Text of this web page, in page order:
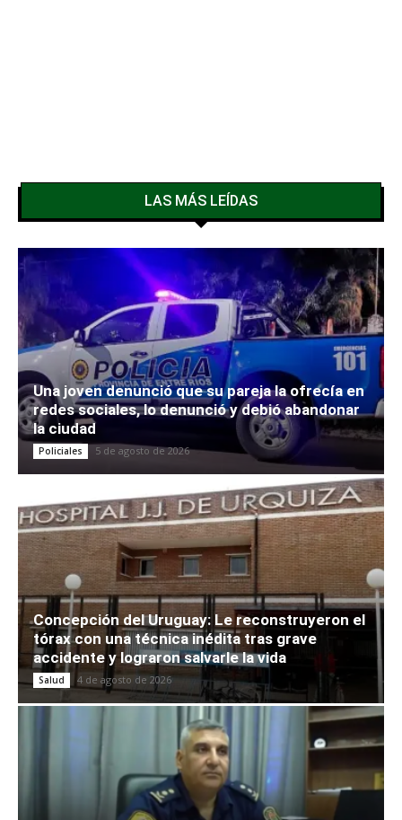
LAS MÁS LEÍDAS
Una joven denunció que su pareja la ofrecía en
redes sociales, lo denunció y debió abandonar
la ciudad
Policiales 5 de agosto de 2026
Concepción del Uruguay: Le reconstruyeron el
tórax con una técnica inédita tras grave
accidente y lograron salvarle la vida
Salud 4 de agosto de 2026